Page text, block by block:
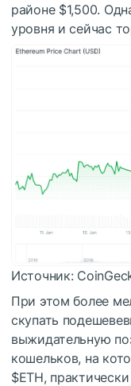
районе $1,500.
уровня и сейчас
Источник:
При этом более
скупать
выжидательную
кошельков, на
$ETH,